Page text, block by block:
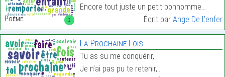
2
Poème:
Encore tout juste un petit bonhomme…
Écrit par Ange De L'enfer
La Prochaine Fois
Tu as su me conquérir,
Je n’ai pas pu te retenir,…